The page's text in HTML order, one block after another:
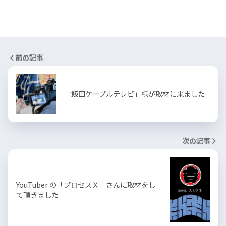
前の記事
「飯田ケーブルテレビ」様が取材に来ました
次の記事
YouTuber の「プロセスＸ」さんに取材をし
て頂きました